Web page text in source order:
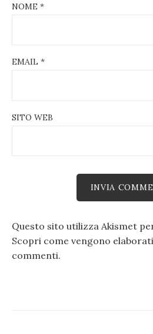
NOME *
EMAIL *
SITO WEB
Questo sito utilizza Akismet
Scopri come vengono
commenti.